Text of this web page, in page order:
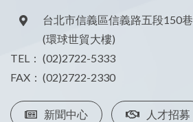
台北市信義區信義路五段150
(環球世貿大樓)
TEL： (02)2722-5333
FAX： (02)2722-2330
新聞中心 人才招募